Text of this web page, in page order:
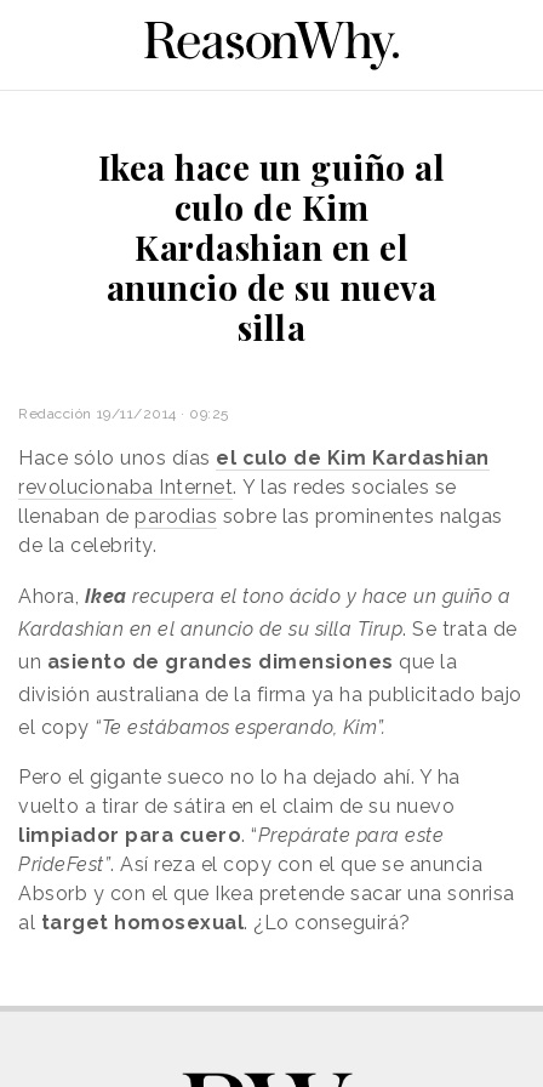
Ikea hace un guiño al
culo de Kim
Kardashian en el
anuncio de su nueva
silla
Redacción 19/11/2014 · 09:25
Hace sólo unos días el culo de Kim Kardashian
revolucionaba Internet. Y las redes sociales se
llenaban de parodias sobre las prominentes nalgas
de la celebrity.
Ahora, Ikea recupera el tono ácido y hace un guiño a
Kardashian en el anuncio de su silla Tirup. Se trata de
un asiento de grandes dimensiones que la
división australiana de la firma ya ha publicitado bajo
el copy “Te estábamos esperando, Kim”.
Pero el gigante sueco no lo ha dejado ahí. Y ha
vuelto a tirar de sátira en el claim de su nuevo
limpiador para cuero. “Prepárate para este
PrideFest”. Así reza el copy con el que se anuncia
Absorb y con el que Ikea pretende sacar una sonrisa
al target homosexual. ¿Lo conseguirá?